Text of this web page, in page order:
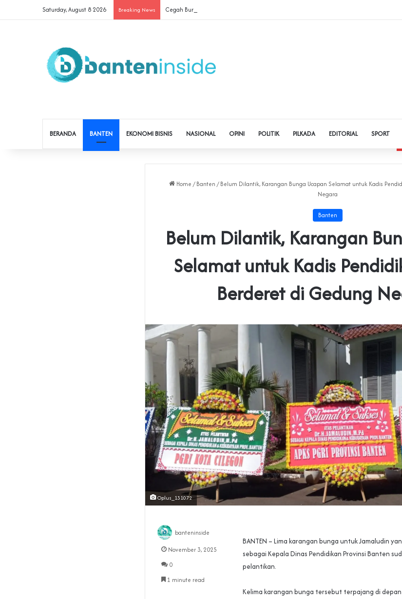
Saturday, August 8 2026 Breaking News Cegah Buruh Terjerat Judol dan Pinjol, Polda Banten Gandeng SPSI Perkuat Literasi Digital
BERANDA BANTEN EKONOMI BISNIS NASIONAL OPINI POLITIK PILKADA EDITORIAL SPORT
Home / Banten / ‎Belum Dilantik, Karangan Bunga Ucapan Selamat untuk Kadis
Negara
Banten
‎Belum Dilantik, Karangan
Selamat untuk Kadis
Berderet di Gedung
Oplus_131072
‎BANTEN – Lima karangan bunga untuk Jamaludin
sebagai Kepala Dinas Pendidikan Provinsi Banten
pelantikan.
‎Kelima karangan bunga tersebut terpajang di
banteninside
November 3, 2025
0
1 minute read